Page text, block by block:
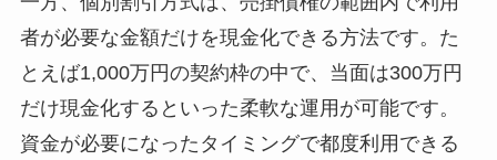
者が必要な金額だけを現金化できる方法です。た
とえば1,000万円の契約枠の中で、当面は300万円
だけ現金化するといった柔軟な運用が可能です。
資金が必要になったタイミングで都度利用できる